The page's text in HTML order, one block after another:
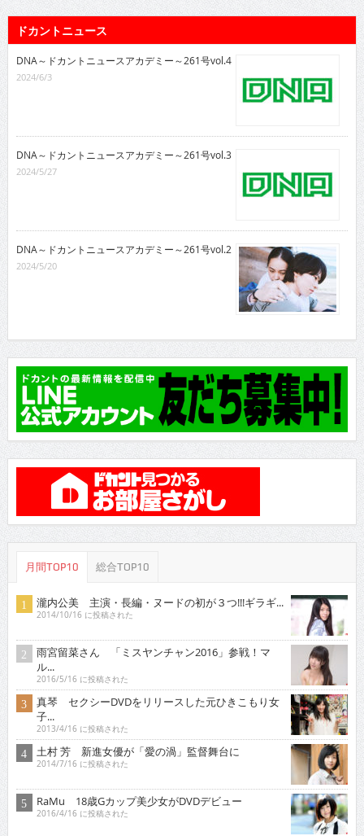
ドカントニュース
DNA～ドカントニュースアカデミー～261号vol.4
2024/6/3
DNA～ドカントニュースアカデミー～261号vol.3
2024/5/27
DNA～ドカントニュースアカデミー～261号vol.2
2024/5/20
月間TOP10 総合TOP10
瀧内公美 主演・長編・ヌードの初が３つ!!!ギラギ...
2014/10/16 に投稿された
雨宮留菜さん 「ミスヤンチャン2016」参戦！マ
ル...
2016/5/16 に投稿された
真琴 セクシーDVDをリリースした元ひきこもり女
子...
2013/4/16 に投稿された
土村 芳 新進女優が「愛の渦」監督舞台に
2014/7/16 に投稿された
RaMu 18歳Gカップ美少女がDVDデビュー
2016/4/16 に投稿された